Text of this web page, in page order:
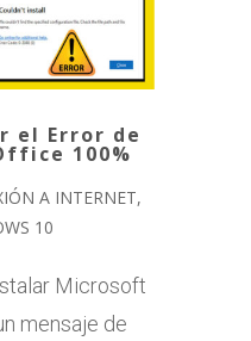
el Error de
100%
A INTERNET,
10
Microsoft
mensaje de